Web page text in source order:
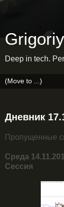
Deep in tech.
Дневник
Пропущенные
Среда
Сессия